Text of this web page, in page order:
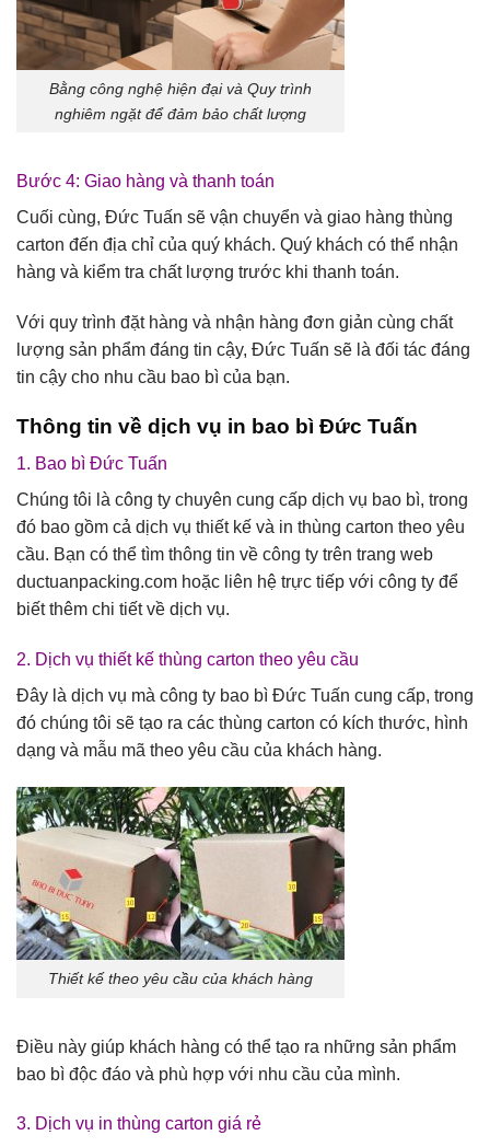
Bằng công nghệ hiện đại và Quy trình
nghiêm ngặt để đảm bảo chất lượng
Bước 4: Giao hàng và thanh toán
Cuối cùng, Đức Tuấn sẽ vận chuyển và giao hàng thùng
carton đến địa chỉ của quý khách. Quý khách có thể nhận
hàng và kiểm tra chất lượng trước khi thanh toán.
Với quy trình đặt hàng và nhận hàng đơn giản cùng chất
lượng sản phẩm đáng tin cậy, Đức Tuấn sẽ là đối tác đáng
tin cậy cho nhu cầu bao bì của bạn.
Thông tin về dịch vụ in bao bì Đức Tuấn
1. Bao bì Đức Tuấn
Chúng tôi là công ty chuyên cung cấp dịch vụ bao bì, trong
đó bao gồm cả dịch vụ thiết kế và in thùng carton theo yêu
cầu. Bạn có thể tìm thông tin về công ty trên trang web
ductuanpacking.com hoặc liên hệ trực tiếp với công ty để
biết thêm chi tiết về dịch vụ.
2. Dịch vụ thiết kế thùng carton theo yêu cầu
Đây là dịch vụ mà công ty bao bì Đức Tuấn cung cấp, trong
đó chúng tôi sẽ tạo ra các thùng carton có kích thước, hình
dạng và mẫu mã theo yêu cầu của khách hàng.
Thiết kế theo yêu cầu của khách hàng
Điều này giúp khách hàng có thể tạo ra những sản phẩm
bao bì độc đáo và phù hợp với nhu cầu của mình.
3. Dịch vụ in thùng carton giá rẻ